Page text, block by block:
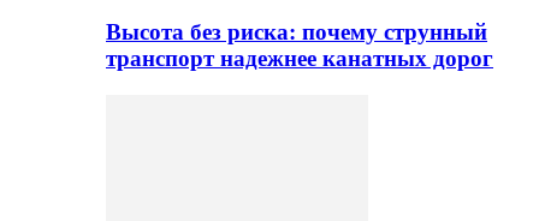
Высота без риска: почему струнный
транспорт надежнее канатных дорог